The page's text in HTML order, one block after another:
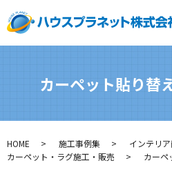
カーペット貼り替
HOME 施工事例集
インテリ
カーペット・ラグ施工・販売
カーペ